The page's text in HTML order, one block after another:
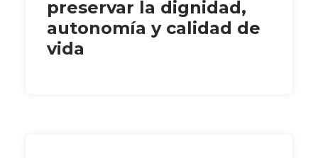
preservar la dignidad,
autonomía y calidad de
vida